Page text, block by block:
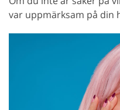
var uppmärksam på din